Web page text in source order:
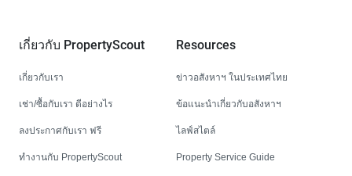
เกี่ยวกับ PropertyScout
เกี่ยวกับเรา
เช่า/ซื้อกับเรา ดีอย่างไร
ลงประกาศกับเรา ฟรี
ทำงานกับ PropertyScout
Resources
ข่าวอสังหาฯ ในประเทศไทย
ข้อแนะนำเกี่ยวกับอสังหาฯ
ไลฟ์สไตล์
Property Service Guide